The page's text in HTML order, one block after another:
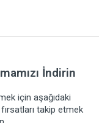
İndirin
için aşağıdaki
takip etmek